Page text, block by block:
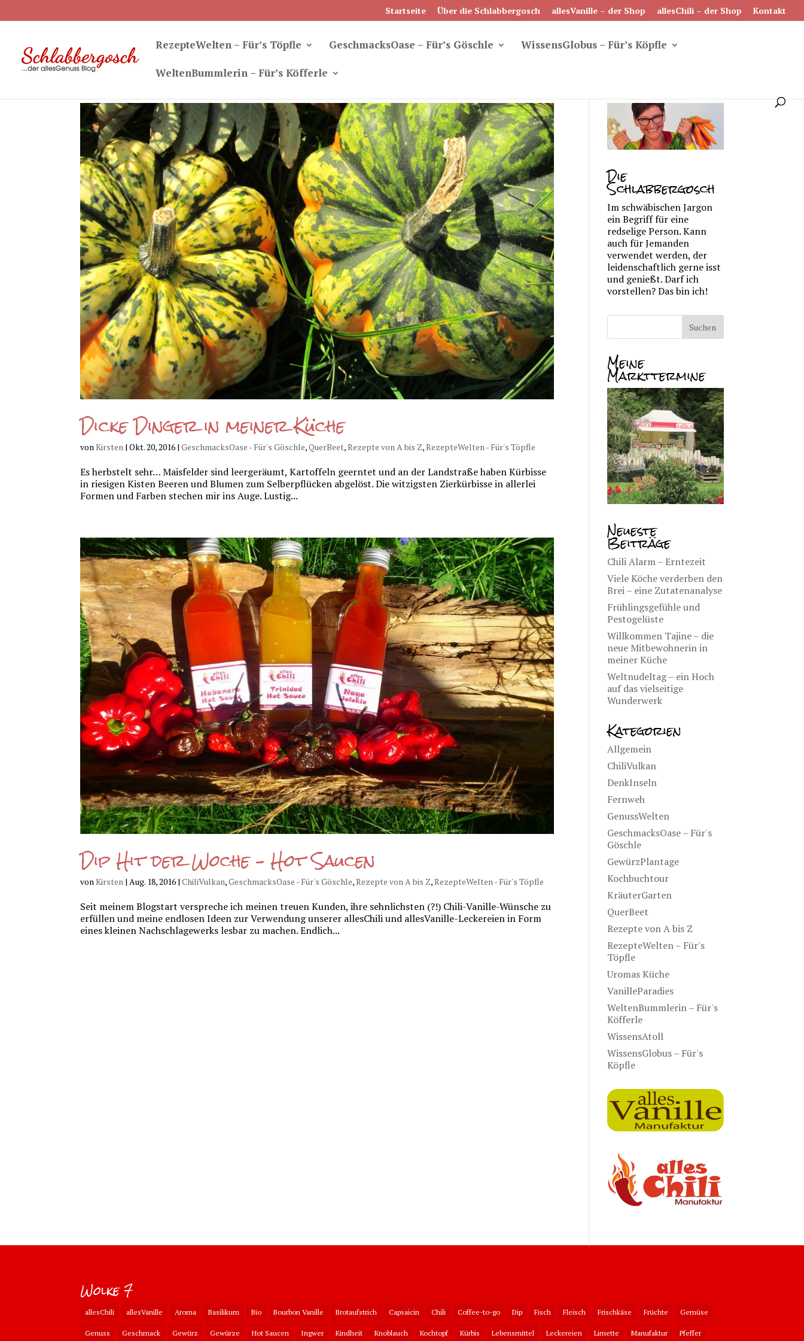
Startseite Über die Schlabbergosch allesVanille – der Shop allesChili – der Shop Kontakt
RezepteWelten – Für’s Töpfle GeschmacksOase – Für’s Göschle WissensGlobus – Für’s Köpfle
WeltenBummlerin – Für’s Köfferle
Dicke Dinger in meiner Küche
vonKirsten |Okt. 20, 2016 |GeschmacksOase - Für's Göschle,QuerBeet,Rezepte von A bis Z,RezepteWelten - Für's Töpfle
Es herbstelt sehr… Maisfelder sind leergeräumt, Kartoffeln geerntet und an der Landstraße haben Kürbisse
in riesigen Kisten Beeren und Blumen zum Selberpflücken abgelöst. Die witzigsten Zierkürbisse in allerlei
Formen und Farben stechen mir ins Auge. Lustig...
Dip Hit der Woche – Hot Saucen
vonKirsten | Aug. 18, 2016 |ChiliVulkan,GeschmacksOase - Für's Göschle,Rezepte von A bis Z,RezepteWelten - Für's Töpfle
Seit meinem Blogstart verspreche ich meinen treuen Kunden, ihre sehnlichsten (?!) Chili-Vanille-Wünsche zu
erfüllen und meine endlosen Ideen zur Verwendung unserer allesChili und allesVanille-Leckereien in Form
eines kleinen Nachschlagewerks lesbar zu machen. Endlich...
Die
Schlabbergosch
Im schwäbischen Jargon
ein Begriff für eine
redselige Person. Kann
auch für Jemanden
verwendet werden, der
leidenschaftlich gerne isst
und genießt. Darf ich
vorstellen? Das bin ich!
Meine
Markttermine
Neueste
Beiträge
Chili Alarm – Erntezeit
Viele Köche verderben den
Brei – eine Zutatenanalyse
Frühlingsgefühle und
Pestogelüste
Willkommen Tajine – die
neue Mitbewohnerin in
meiner Küche
Weltnudeltag – ein Hoch
auf das vielseitige
Wunderwerk
Kategorien
Allgemein
ChiliVulkan
DenkInseln
Fernweh
GenussWelten
GeschmacksOase – Für's
Göschle
GewürzPlantage
Kochbuchtour
KräuterGarten
QuerBeet
Rezepte von A bis Z
RezepteWelten – Für's
Töpfle
Uromas Küche
VanilleParadies
WeltenBummlerin – Für's
Köfferle
WissensAtoll
WissensGlobus – Für's
Köpfle
Wolke 7
allesChili allesVanille Aroma Basilikum Bio Bourbon Vanille Brotaufstrich Capsaicin Chili Coffee-to-go Dip Fisch Fleisch Frischkäse Früchte Gemüse
Genuss Geschmack Gewürz Gewürze Hot Saucen Ingwer Kindheit Knoblauch Kochtopf Kürbis Lebensmittel Leckereien Limette Manufaktur Pfeffer